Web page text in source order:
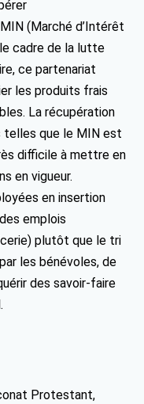
(Marché d’Intérêt
cadre de la lutte
ce partenariat
les produits frais
La récupération
telles que le MIN est
difficile à mettre en
en vigueur.
en insertion
emplois
plutôt que le tri
les bénévoles, de
des savoir-faire
Protestant,